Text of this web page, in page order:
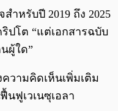
ำหรับปี 2019 ถึง 2025
ปโต “แต่เอกสารฉบับ
ผู้ใด”
ความคิดเห็นเพิ่มเติม
ฟูเวเนซุเอลา